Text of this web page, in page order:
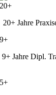
20+
20+ Jahre
9+
9+ Jahre Dipl.
5+